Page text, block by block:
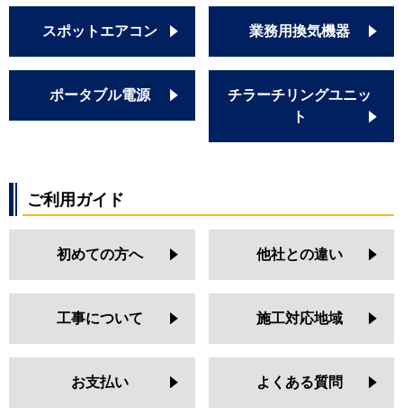
スポットエアコン 業務用換気機器
ポータブル電源
チラーチリングユニッ
ト
ご利用ガイド
初めての方へ 他社との違い
工事について 施工対応地域
お支払い よくある質問